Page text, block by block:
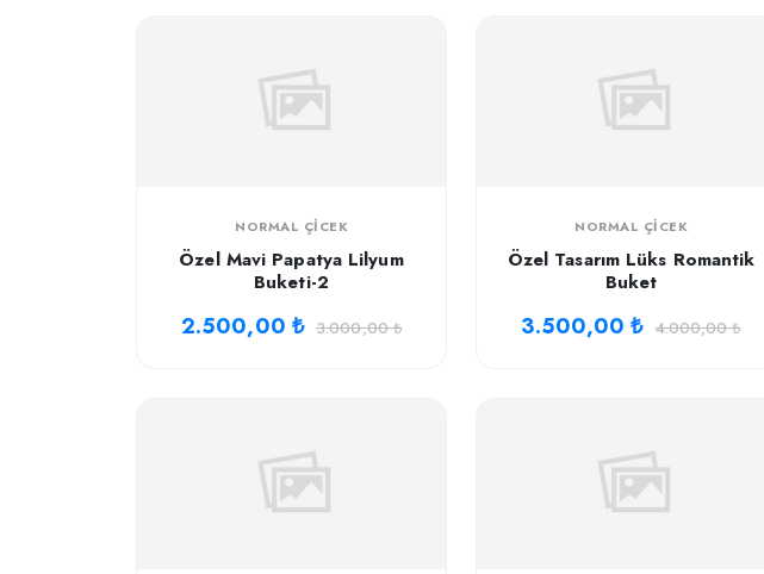
NORMAL ÇICEK
Özel Mavi Papatya Lilyum
Buketi-2
2.500,00 ₺ 3.000,00 ₺
NORMAL ÇICEK
Özel Tasarım Lüks Romantik
Buket
3.500,00 ₺ 4.000,00 ₺